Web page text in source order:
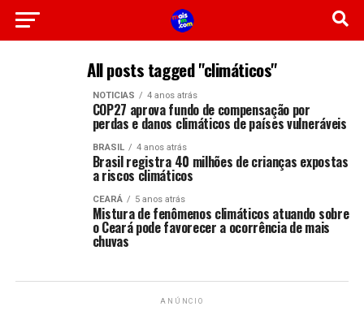
All posts tagged "climáticos"
NOTICIAS 4 anos atrás
COP27 aprova fundo de compensação por
perdas e danos climáticos de países vulneráveis
BRASIL 4 anos atrás
Brasil registra 40 milhões de crianças expostas
a riscos climáticos
CEARÁ 5 anos atrás
Mistura de fenômenos climáticos atuando sobre
o Ceará pode favorecer a ocorrência de mais
chuvas
ANÚNCIO